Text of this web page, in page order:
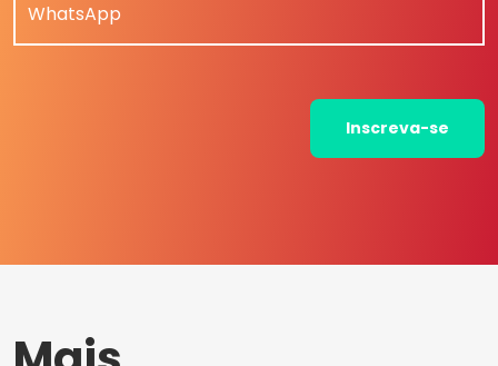
WhatsApp
Inscreva-se